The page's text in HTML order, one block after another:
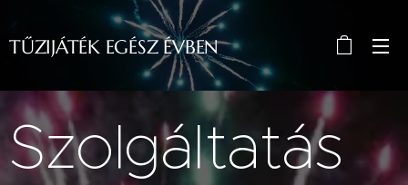
TŰZIJÁTÉK EGÉSZ ÉVBEN
ÉVBEN ÉVBEÉVBEN
Szolgáltatás